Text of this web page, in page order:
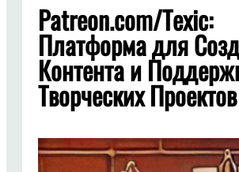
Patreon.com/Texic:
Платформа для
Контента и
Творческих Проектов